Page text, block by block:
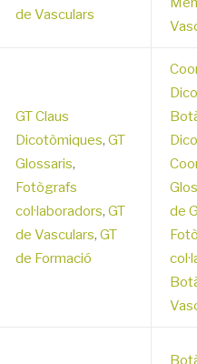
de Vasculars
GT Claus
Dicotòmiques, GT
Glossaris,
Fotògrafs
col·laboradors, GT
de Vasculars, GT
de Formació
de